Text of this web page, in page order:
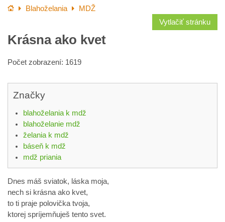
Úvod Blahoželania
MDŽ
Vytlačiť stránku
Krásna ako kvet
Počet zobrazení: 1619
Značky
blahoželania k mdž
blahoželanie mdž
želania k mdž
báseň k mdž
mdž priania
Dnes máš sviatok, láska moja,
nech si krásna ako kvet,
to ti praje polovička tvoja,
ktorej spríjemňuješ tento svet.